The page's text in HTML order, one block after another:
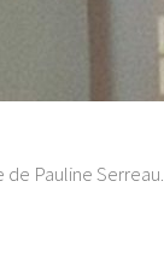
Pauline Serreau.